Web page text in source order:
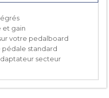
et gain
votre pedalboard
pédale standard
secteur